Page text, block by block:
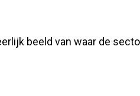
beeld van waar de